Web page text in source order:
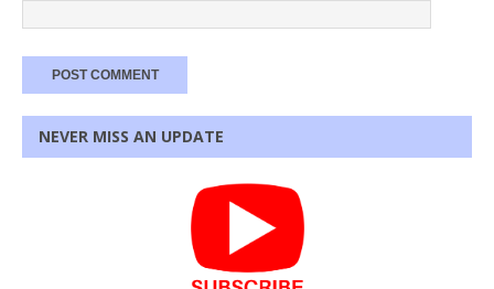
NEVER MISS AN UPDATE